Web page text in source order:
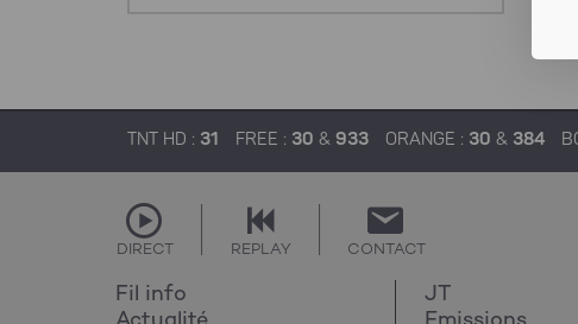
TNT HD : 31 FREE : 30 & 933 ORANGE : 30 & 384
DIRECT REPLAY CONTACT
Fil info
JT